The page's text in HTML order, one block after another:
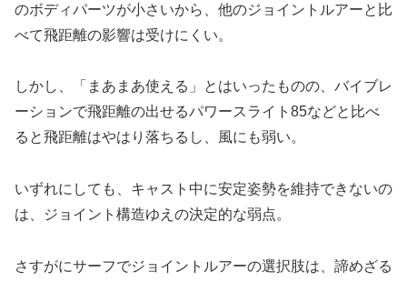
のボディパーツが小さいから、他のジョイントルアーと比
べて飛距離の影響は受けにくい。
しかし、「まあまあ使える」とはいったものの、バイブレ
ーションで飛距離の出せるパワースライト85などと比べ
ると飛距離はやはり落ちるし、風にも弱い。
いずれにしても、キャスト中に安定姿勢を維持できないの
は、ジョイント構造ゆえの決定的な弱点。
さすがにサーフでジョイントルアーの選択肢は、諦めざる